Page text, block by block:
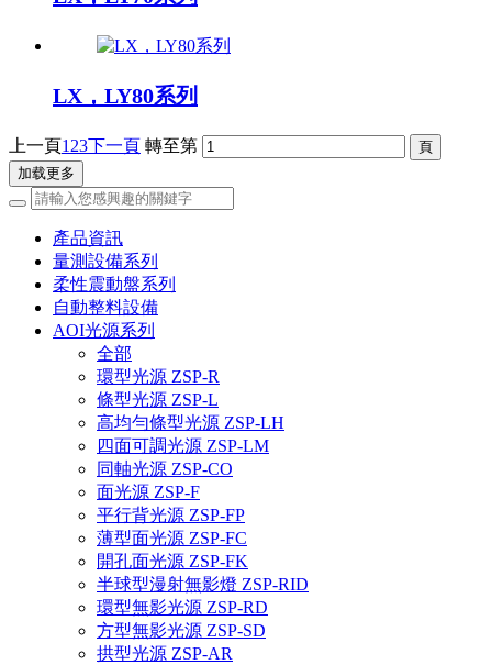
LX，LY80系列
上一頁1 23下一頁 轉至第
加载更多
產品資訊
量測設備系列
柔性震動盤系列
自動整料設備
AOI光源系列
全部
環型光源 ZSP-R
條型光源 ZSP-L
高均勻條型光源 ZSP-LH
四面可調光源 ZSP-LM
同軸光源 ZSP-CO
面光源 ZSP-F
平行背光源 ZSP-FP
薄型面光源 ZSP-FC
開孔面光源 ZSP-FK
半球型漫射無影燈 ZSP-RID
環型無影光源 ZSP-RD
方型無影光源 ZSP-SD
拱型光源 ZSP-AR